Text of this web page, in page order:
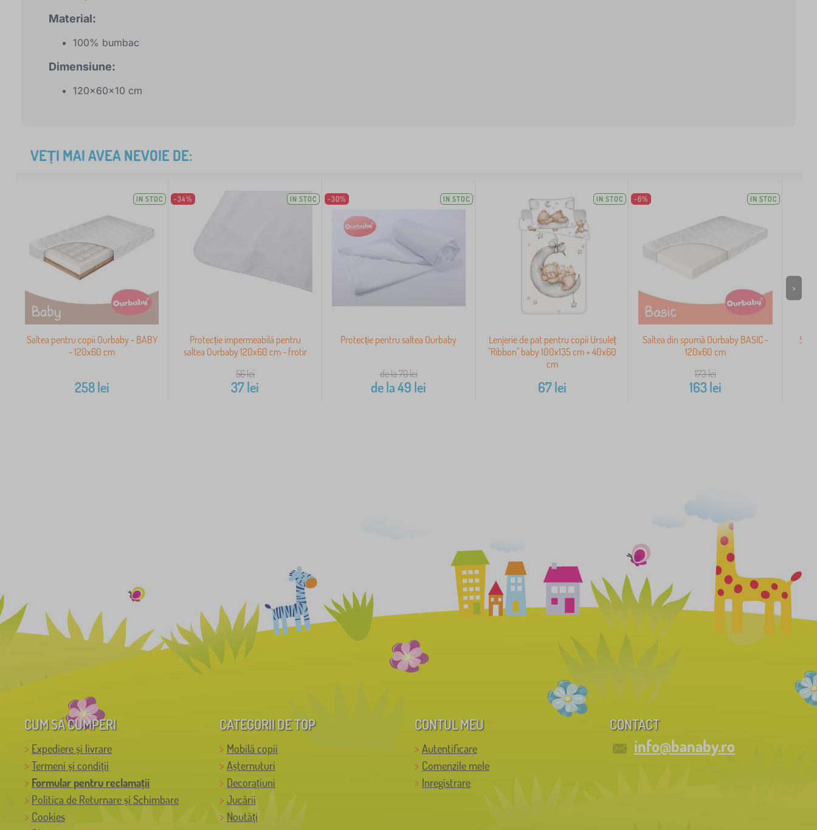
Material:
100% bumbac
Dimensiune:
120x60x10 cm
VEȚI MAI AVEA NEVOIE DE:
IN STOC
Saltea pentru copii Ourbaby - BABY
- 120x60 cm
258lei
-34% IN STOC
Protecție impermeabilă pentru
saltea Ourbaby 120x60 cm - frotir
56lei
37lei
-30% IN STOC
Protecție pentru saltea Ourbaby
de la 70lei
de la49 lei
IN STOC
Lenjerie de pat pentru copii Ursuleț
"Ribbon" baby 100x135 cm + 40x60
cm
67lei
-6% IN STOC
Saltea din spumă Ourbaby BASIC -
120x60 cm
173lei
163lei
Set
>
CUM SĂ CUMPERI
Expediere și livrare
Termeni și condiții
Formular pentru reclamații
Politica de Returnare și Schimbare
Cookies
CATEGORII DE TOP
Mobilă copii
Așternuturi
Decorațiuni
Jucării
Noutăți
CONTUL MEU
Autentificare
Comenzile mele
Inregistrare
CONTACT
info@banaby.ro